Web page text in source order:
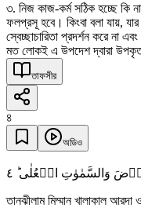
৩. নিজ কাজ-কর্ম সঠিক হচ্ছে
ফলপ্রসূ হবে। কিংবা বলা যায়,
স্বেচ্ছাচারিতা প্রদর্শন করে না
মত লোকই এ উপদেশ দ্বারা
তাফসীর
৪
অডিও
وَالسَّمٰوٰتِ الۡعُلٰی ٤
তানঝীলাম মিম্মান খালাকাল